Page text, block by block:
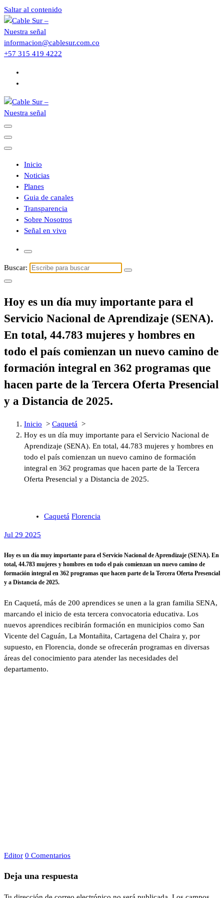
Saltar al contenido
informacion@cablesur.com.co
+57 315 419 4222
Inicio
Noticias
Planes
Guia de canales
Transparencia
Sobre Nosotros
Señal en vivo
Buscar:
Hoy es un día muy importante para el
Servicio Nacional de Aprendizaje (SENA).
En total, 44.783 mujeres y hombres en
todo el país comienzan un nuevo camino de
formación integral en 362 programas que
hacen parte de la Tercera Oferta Presencial
y a Distancia de 2025.
Inicio > Caquetá >
Hoy es un día muy importante para el Servicio Nacional de
Aprendizaje (SENA). En total, 44.783 mujeres y hombres en
todo el país comienzan un nuevo camino de formación
integral en 362 programas que hacen parte de la Tercera
Oferta Presencial y a Distancia de 2025.
Caquetá Florencia
Jul 29 2025
Hoy es un día muy importante para el Servicio Nacional de Aprendizaje (SENA). En
total, 44.783 mujeres y hombres en todo el país comienzan un nuevo camino de
formación integral en 362 programas que hacen parte de la Tercera Oferta Presencial
y a Distancia de 2025.
En Caquetá, más de 200 aprendices se unen a la gran familia SENA,
marcando el inicio de esta tercera convocatoria educativa. Los
nuevos aprendices recibirán formación en municipios como San
Vicente del Caguán, La Montañita, Cartagena del Chaira y, por
supuesto, en Florencia, donde se ofrecerán programas en diversas
áreas del conocimiento para atender las necesidades del
departamento.
Editor 0 Comentarios
Deja una respuesta